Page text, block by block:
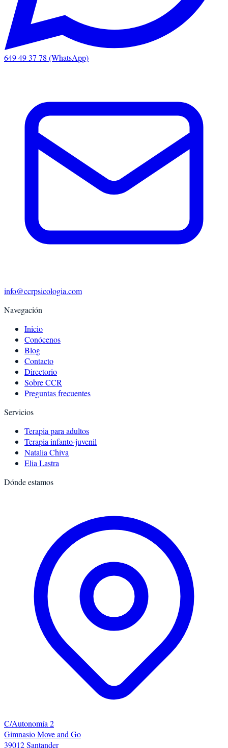
649 49 37 78 (WhatsApp)
info@ccrpsicologia.com
Navegación
Inicio
Conócenos
Blog
Contacto
Directorio
Sobre CCR
Preguntas frecuentes
Servicios
Terapia para adultos
Terapia infanto-juvenil
Natalia Chiva
Elia Lastra
Dónde estamos
C/Autonomía 2
Gimnasio Move and Go
39012 Santander